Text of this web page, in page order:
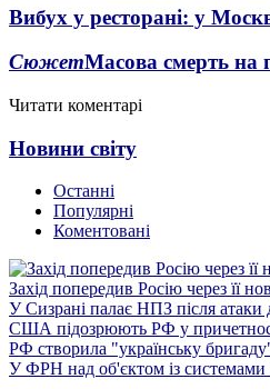
Вибух у ресторані: у
СюжетМасова смерть на
Читати коментарі
Новини світу
Останні
Популярні
Коментовані
Захід попередив Росію через її
У Сизрані палає НПЗ після атаки
США підозрюють РФ у
РФ створила "українську
У ФРН над об'єктом із системами